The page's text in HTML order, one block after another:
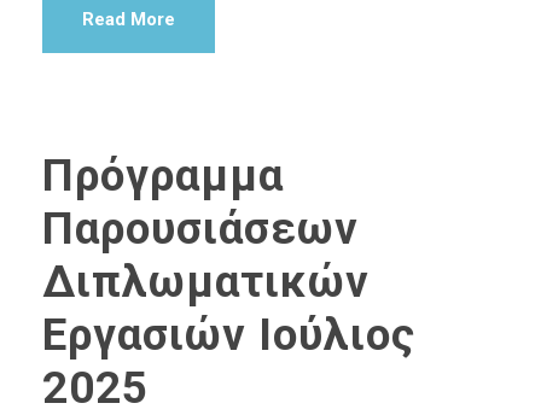
Read More
Πρόγραμμα
Παρουσιάσεων
Διπλωματικών
Εργασιών Ιούλιος
2025